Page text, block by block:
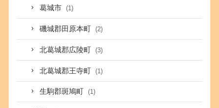
葛城市 (1)
磯城郡田原本町 (2)
北葛城郡広陵町 (3)
北葛城郡王寺町 (1)
生駒郡斑鳩町 (1)